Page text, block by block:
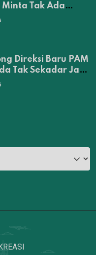
Minta Tak Ada
Musyawarah
Direksi Baru PAM
Tak Sekadar Jadi